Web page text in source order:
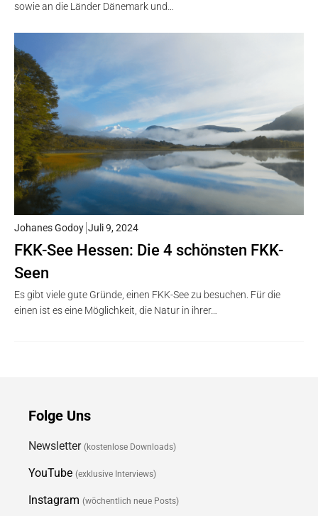
sowie an die Länder Dänemark und…
FKK-See Hessen: Die 4 schönsten FKK-
Seen
Johanes Godoy Juli 9, 2024
Es gibt viele gute Gründe, einen FKK-See zu besuchen. Für die
einen ist es eine Möglichkeit, die Natur in ihrer…
Folge Uns
Newsletter (kostenlose Downloads)
YouTube (exklusive Interviews)
Instagram (wöchentlich neue Posts)